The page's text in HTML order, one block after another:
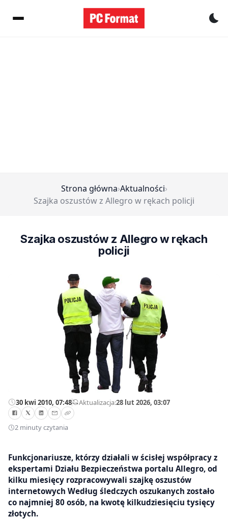
Strona główna›Aktualności›
Szajka oszustów z Allegro w rękach policji
Szajka oszustów z Allegro w rękach
policji
30 kwi 2010, 07:48—Aktualizacja:28 lut 2026, 03:07
2 minuty czytania
Funkcjonariusze, którzy działali w ścisłej współpracy z
ekspertami Działu Bezpieczeństwa portalu Allegro, od
kilku miesięcy rozpracowywali szajkę oszustów
internetowych Według śledczych oszukanych zostało
co najmniej 80 osób, na kwotę kilkudziesięciu tysięcy
złotych.